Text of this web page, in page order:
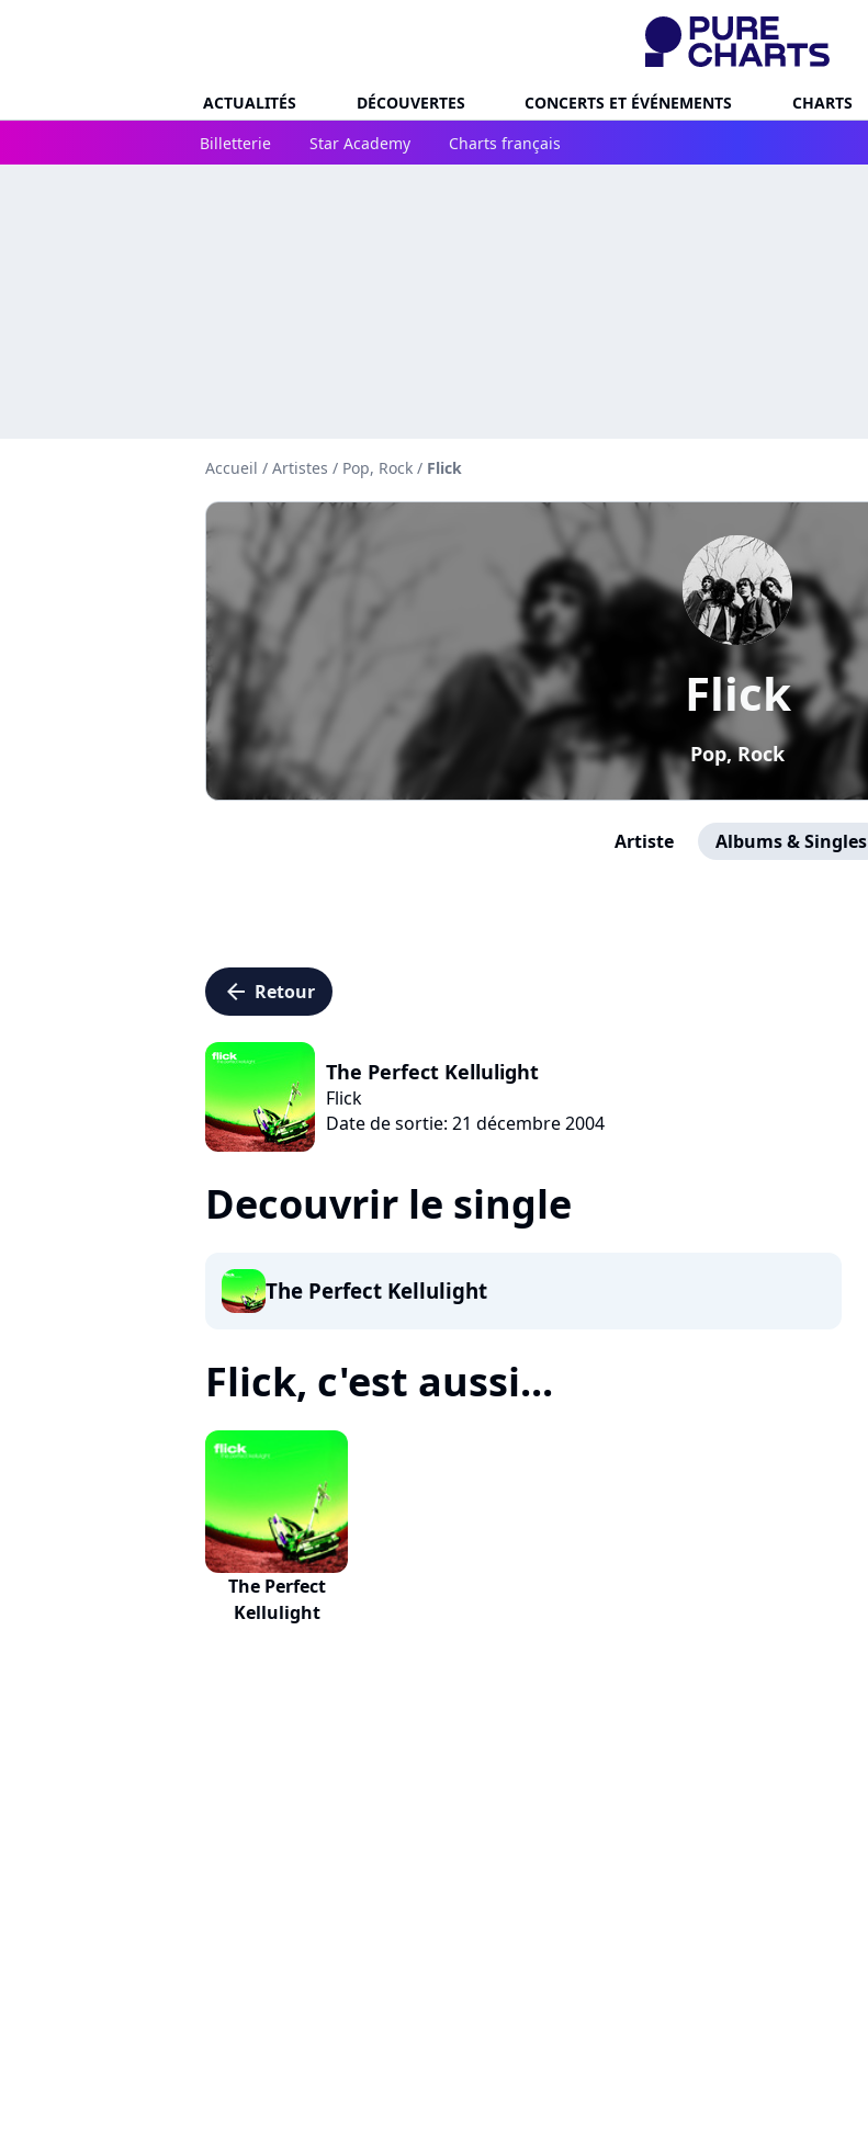
ACTUALITÉS DÉCOUVERTES CONCERTS ET ÉVÉNEMENTS CHARTS
Billetterie
Star Academy Charts français
Accueil / Artistes / Pop, Rock / Flick
Flick
Pop, Rock
Artiste Albums & Singles
arrow_left Retour
The Perfect Kellulight
Flick
Date de sortie: 21 décembre 2004
Decouvrir le single
The Perfect Kellulight
Flick, c'est aussi...
The Perfect
Kellulight